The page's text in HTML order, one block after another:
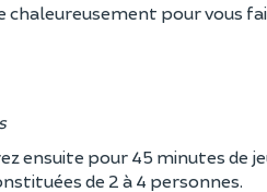
chaleureusement pour vous
ensuite pour 45 minutes de
de 2 à 4 personnes.